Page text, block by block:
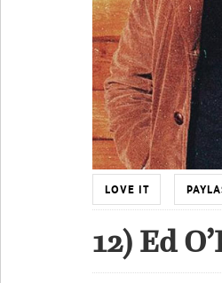
LOVE IT
12) Ed